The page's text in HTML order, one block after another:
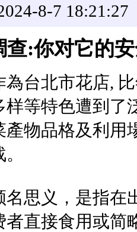
8-7 18:21:27
查:你对它的
台北市花店,
样等特色遭到了
產物品格及利用
名思义，是指在
者直接食用或简